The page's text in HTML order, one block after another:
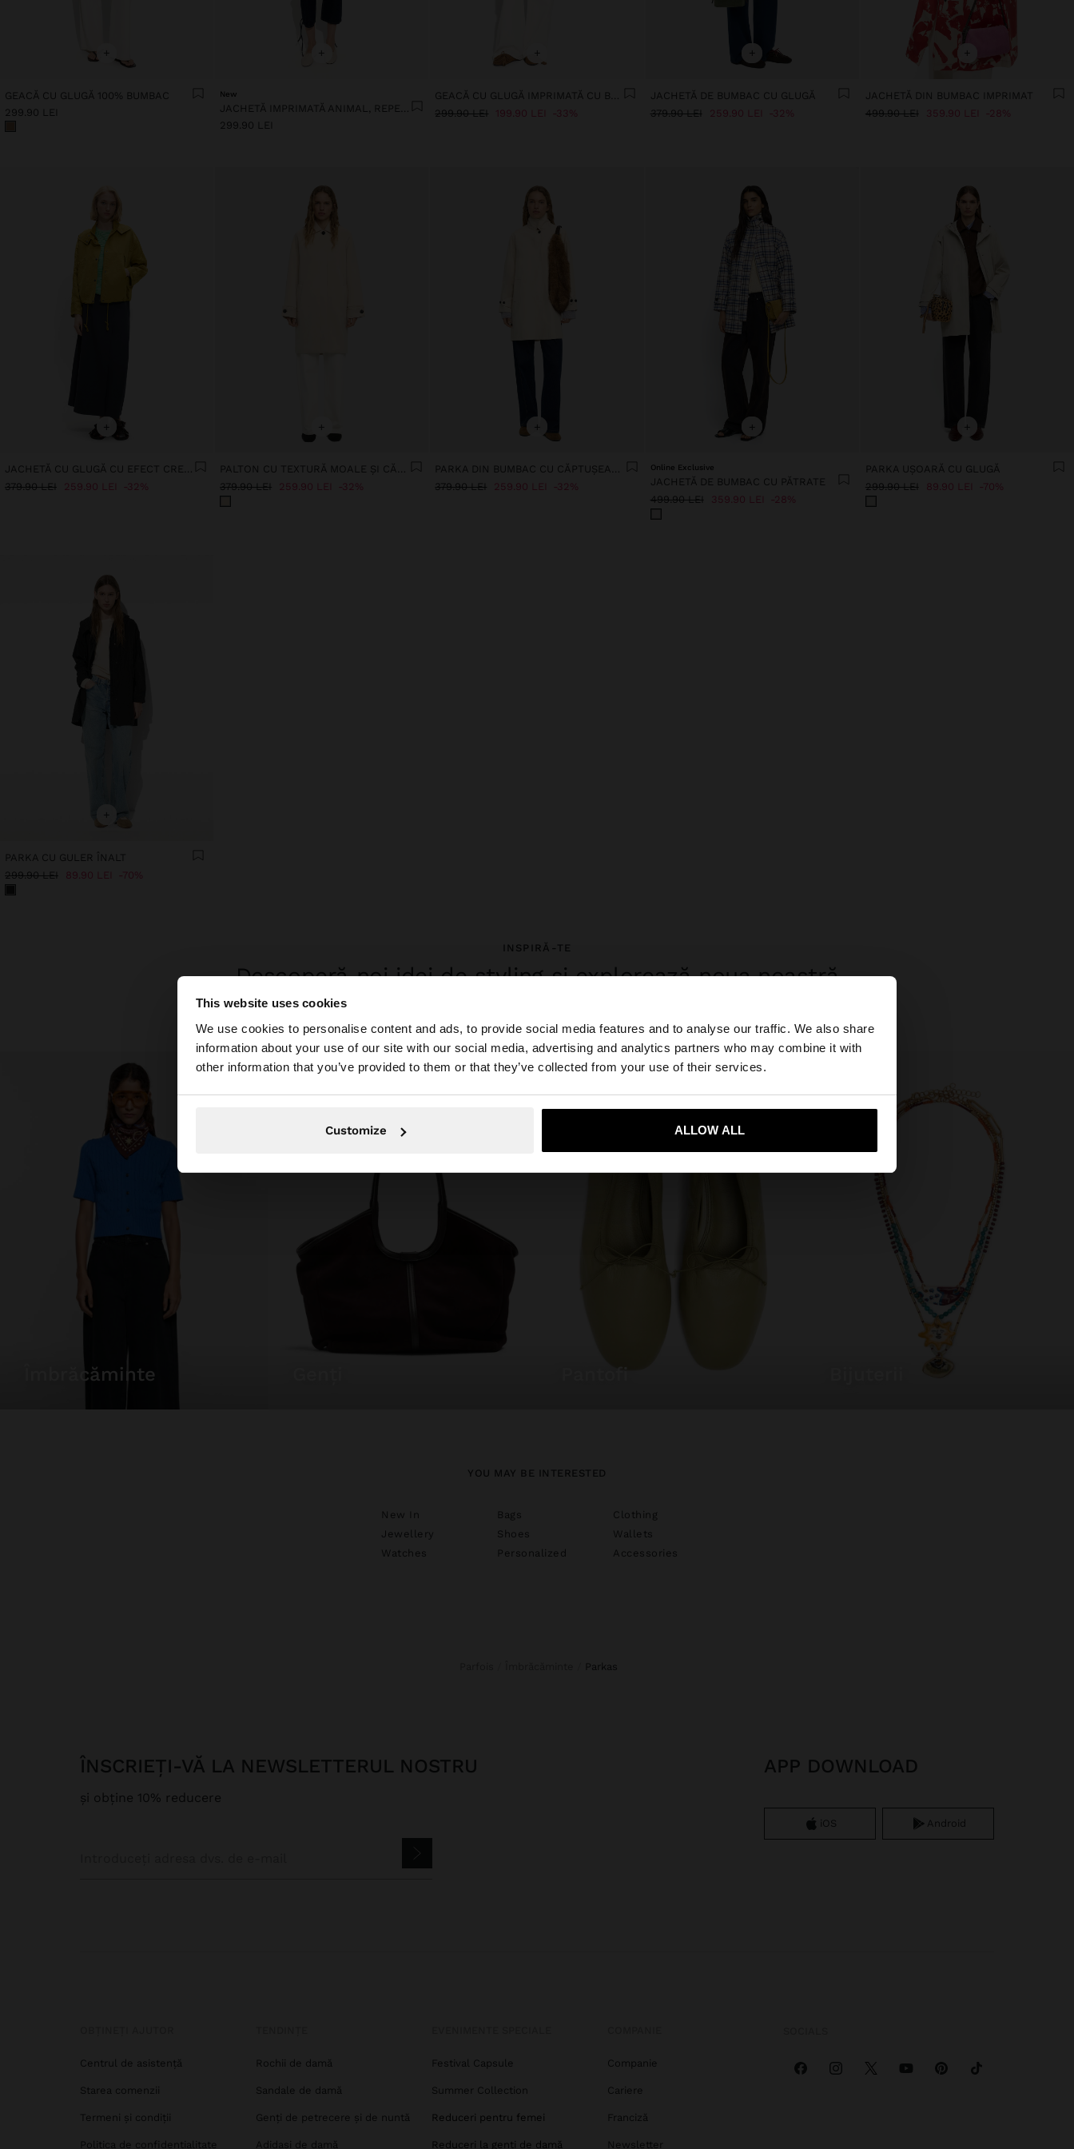
This website uses cookies
We use cookies to personalise content and ads, to provide social media features and to analyse our traffic. We also share
information about your use of our site with our social media, advertising and analytics partners who may combine it with
other information that you’ve provided to them or that they’ve collected from your use of their services.
Customize ALLOW ALL
×
Accesați site-ul din Romania. Doriți să parcurgeți site-ul nostru din United States?
Da, duceți-mă la United States
+
GEACĂ CU GLUGĂ 100% BUMBAC
299.90 LEI
+
New
JACHETĂ IMPRIMATĂ ANIMAL, REPELENTĂ LA APĂ
299.90 LEI
+
GEACĂ CU GLUGĂ IMPRIMATĂ CU BULINE
299.90 LEI 199.90 LEI 33%
+
JACHETĂ DE BUMBAC CU GLUGĂ
379.90 LEI 259.90 LEI 32%
+
JACHETĂ DIN BUMBAC IMPRIMAT
499.90 LEI 359.90 LEI 28%
+
JACHETĂ CU GLUGĂ CU EFECT CREPONAT
379.90 LEI 259.90 LEI 32%
+
PALTON CU TEXTURĂ MOALE ȘI CĂPTUȘEALĂ
379.90 LEI 259.90 LEI 32%
+
PARKA DIN BUMBAC CU CĂPTUȘEALĂ CU BULINE
379.90 LEI 259.90 LEI 32%
+
Online Exclusive
JACHETĂ DE BUMBAC CU PĂTRATE
499.90 LEI 359.90 LEI 28%
+
PARKA UȘOARĂ CU GLUGĂ
299.90 LEI 89.90 LEI 70%
+
PARKA CU GULER ÎNALT
299.90 LEI 89.90 LEI 70%
INSPIRĂ-TE
Descoperă noi idei de styling și explorează noua noastră
îmbrăcăminte
YOU MAY BE INTERESTED
New In Bags
Clothing
Jewellery
Shoes
Wallets
Watches
Personalized Accessories
parkas
ÎNSCRIEȚI-VĂ LA NEWSLETTERUL NOSTRU
și obține 10% reducere
APP DOWNLOAD
iOS Android
Centrul de asistență
Starea comenzii
Termeni și condiții
Politica de confidențialitate
Rochii de damă
Sandale de damă
Genți de petrecere și de nuntă
Adidași de damă
Festival Capsule
Summer Collection
Reduceri pentru femei
Reduceri la genți de damă
Companie
Cariere
Franciză
Newsletter